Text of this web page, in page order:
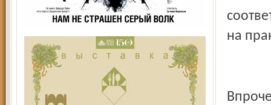
на